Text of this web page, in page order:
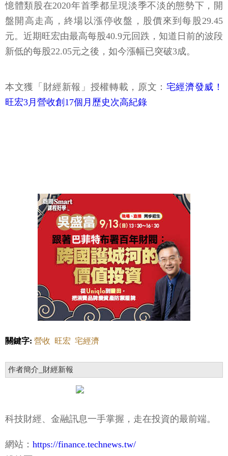
憶體類股在2020年首季都呈現淡季不淡的態勢下，開
盤開高走高，終場以漲停收盤，股價來到每股29.45
元。近期旺宏由最高每股40.9元回跌，知道日前的波段
新低的每股22.05元之後，如今漲幅已突破3成。
本文獲「財經新報」授權轉載，原文： 宅經濟發威！
旺宏3月營收創17個月歷史次高紀錄
關鍵字: 營收 旺宏 宅經濟
作者簡介_財經新報
科技財經、金融訊息一手掌握，走在投資的最前端。
網站： https://finance.technews.tw/